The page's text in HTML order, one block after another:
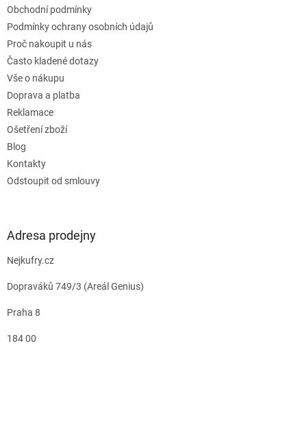
Obchodní podmínky
Podmínky ochrany osobních údajů
Proč nakoupit u nás
Často kladené dotazy
Vše o nákupu
Doprava a platba
Reklamace
Ošetření zboží
Blog
Kontakty
Odstoupit od smlouvy
Adresa prodejny
Nejkufry.cz
Dopraváků 749/3 (Areál Genius)
Praha 8
184 00